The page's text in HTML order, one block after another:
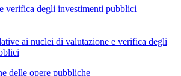
verifica degli investimenti pubblici
ai nuclei di valutazione e verifica degli
delle opere pubbliche